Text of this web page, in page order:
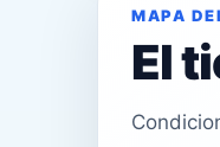
MAPA
El